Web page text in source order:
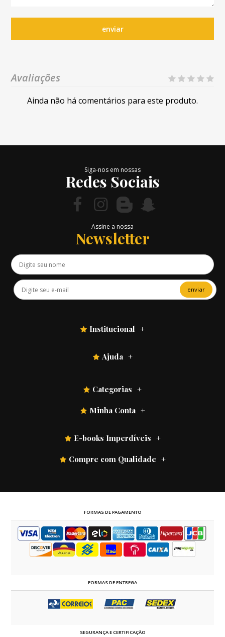
enviar
Avaliações
Ainda não há comentários para este produto.
Siga-nos em nossas
Redes Sociais
Assine a nossa
Newsletter
enviar
Institucional
Ajuda
Categorias
Minha Conta
E-books Imperdíveis
Compre com Qualidade
FORMAS DE PAGAMENTO
FORMAS DE ENTREGA
SEGURANÇA E CERTIFICAÇÃO